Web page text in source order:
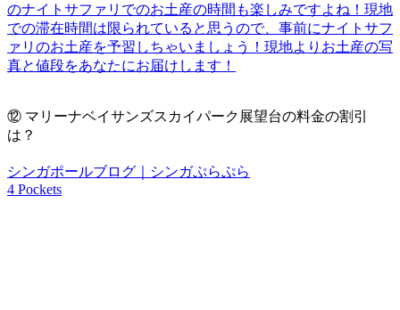
のナイトサファリでのお土産の時間も楽しみですよね！現地
での滞在時間は限られていると思うので、事前にナイトサフ
ァリのお土産を予習しちゃいましょう！現地よりお土産の写
真と値段をあなたにお届けします！
⑫ マリーナベイサンズスカイパーク展望台の料金の割引
は？
シンガポールブログ｜シンガぷらぷら
4 Pockets